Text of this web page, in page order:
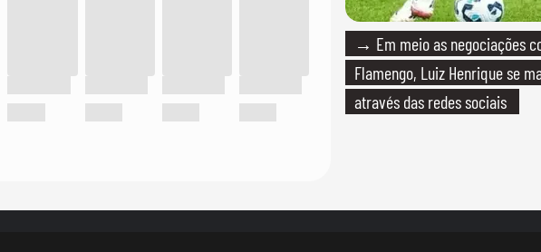
→ Em meio as negociações
Flamengo, Luiz Henrique se
através das redes sociais